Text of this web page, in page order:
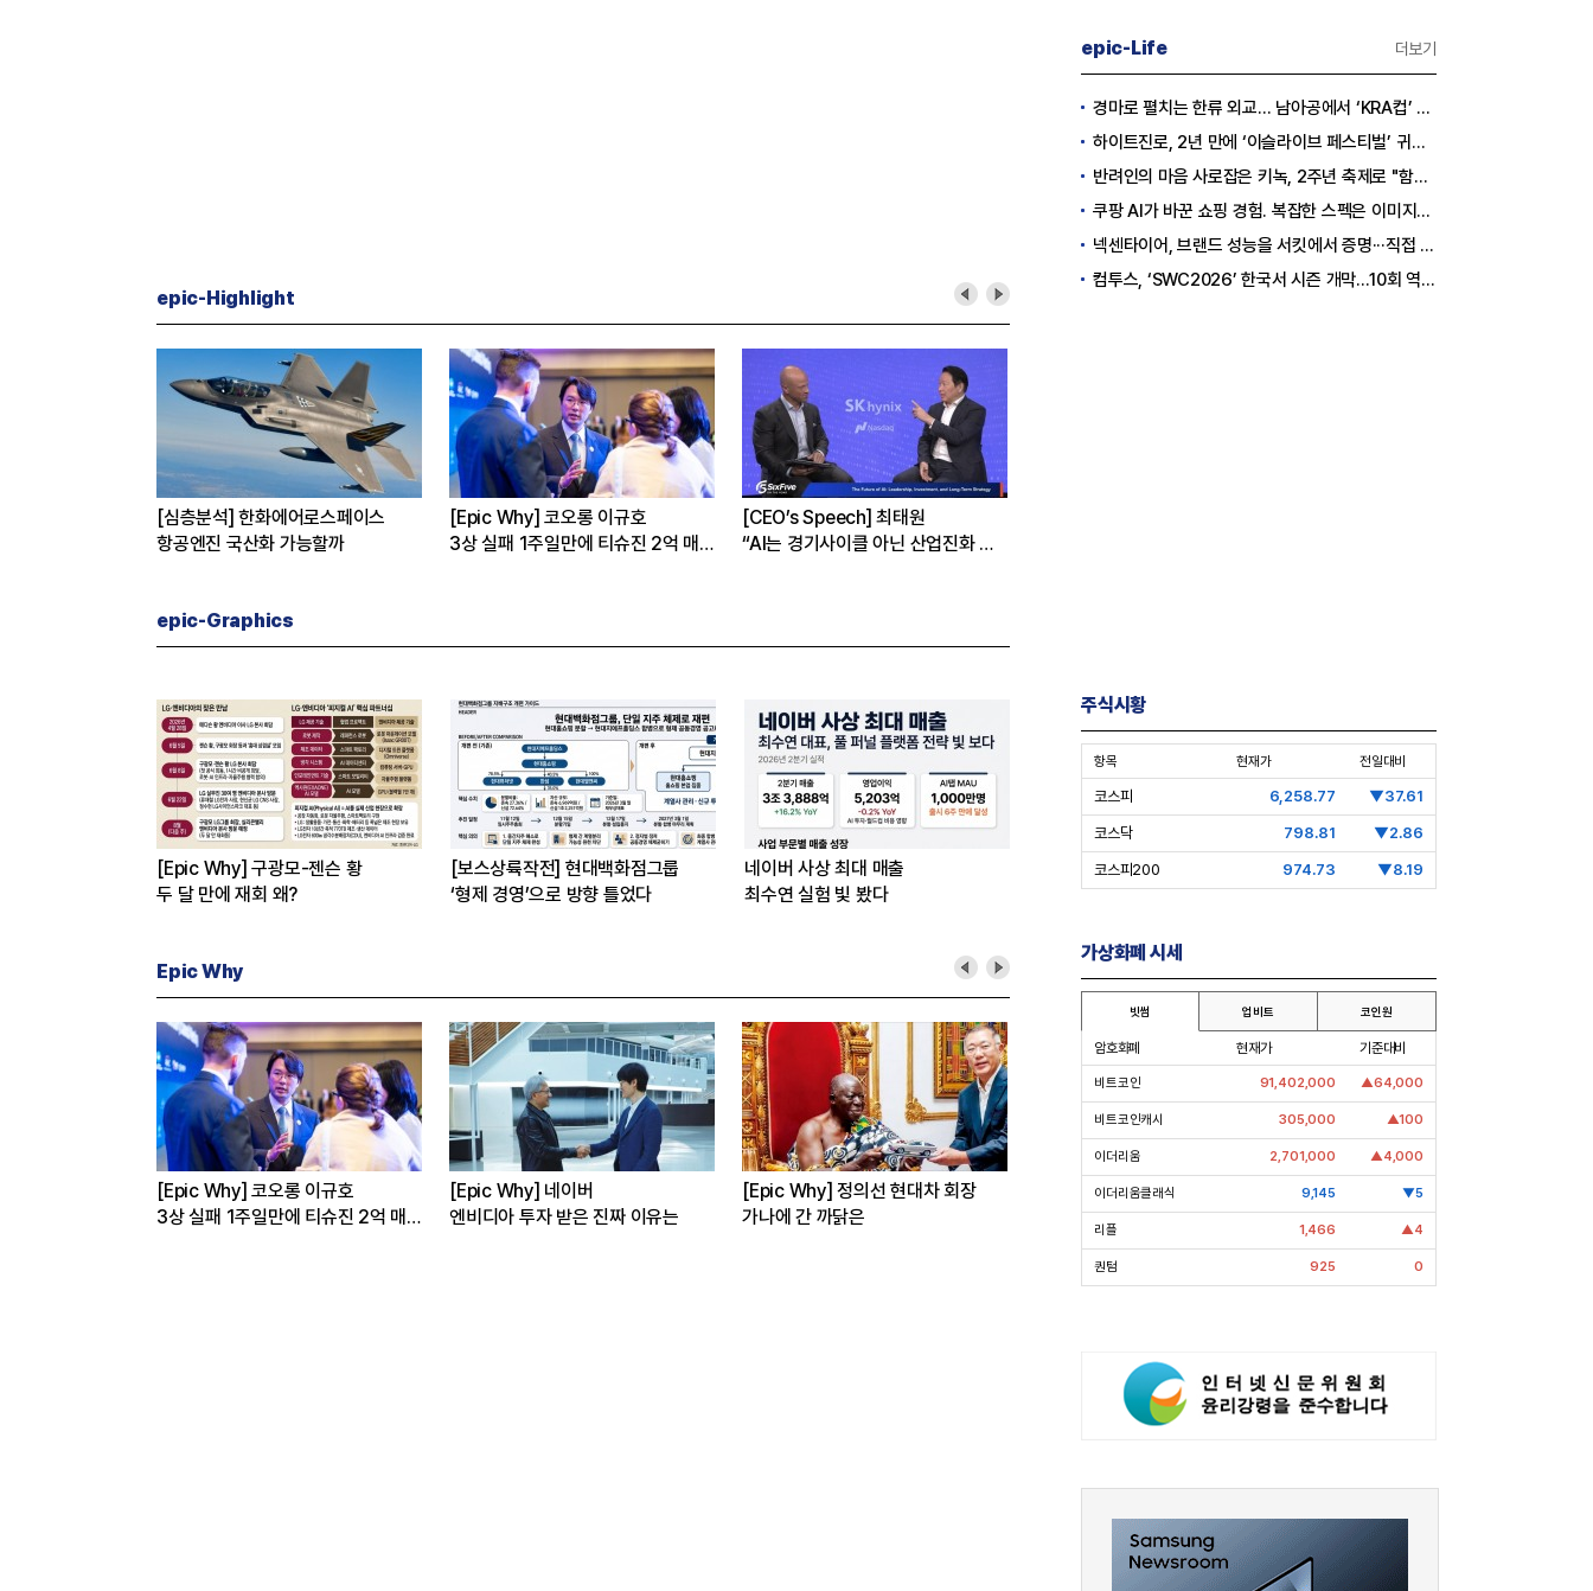
epic-Highlight
[Epic Why] 코오롱 이규호
3상 실패 1주일만에 티슈진 2억 매
[CEO’s Speech] 최태원
“AI는 경기사이클 아닌 산업진화 그
[심층분석] 포스코, 트리플 코어 투자
본격화
일까
epic-Graphics
[Epic Why] 구광모-젠슨 황
두 달 만에 재회 왜?
[보스상륙작전] 현대백화점그룹
‘형제 경영’으로 방향 틀었다
네이버 사상 최대 매출
최수연 실험 빛 봤다
Epic Why
[Epic Why] 네이버
엔비디아 투자 받은 진짜 이유는
[Epic Why] 정의선 현대차 회장
가나에 간 까닭은
[Epic Why] 김남구 회장의 ‘보험사
인수’
[Epic Why] 러트닉 장관
삼성·SK에 생산시설 건설 촉구. 노림
[Epic Why] ‘선밸리’간 이재용 회장
파운드리 수장 동행 왜?
epic-Life 더보기
경마로 펼치는 한류 외교… 남아공에서 ‘KRA컵’ 개최하는 한국마사회
하이트진로, 2년 만에 ‘이슬라이브 페스티벌’ 귀환…25,000명 규모 대확장
반려인의 마음 사로잡은 키녹, 2주년 축제로 "함께하는 즐거움"을 선물하다
쿠팡 AI가 바꾼 쇼핑 경험. 복잡한 스펙은 이미지로, 수백 개 리뷰는 한눈에…
넥센타이어, 브랜드 성능을 서킷에서 증명···직접 체험하는 고객 참여형 마케팅 확대
컴투스, ‘SWC2026’ 한국서 시즌 개막…10회 역사를 이어갈 챔피언은 누가 될까
주식시황
항목 현재가 전일대비
코스피 6,258.77 ▼37.61
코스닥 798.81 ▼2.86
코스피200 974.73 ▼8.19
가상화폐 시세
빗썸 업비트 코인원
암호화폐 현재가 기준대비
비트코인 91,402,000 ▲64,000
비트코인캐시 305,000 ▲100
이더리움 2,701,000 ▲4,000
이더리움클래식 9,145 ▼5
리플 1,466 ▲4
퀀텀 925 0